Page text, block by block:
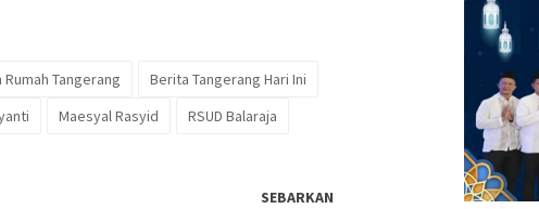
Rumah Tangerang
Berita Tangerang Hari Ini
Maesyal Rasyid
RSUD Balaraja
SEBARKAN